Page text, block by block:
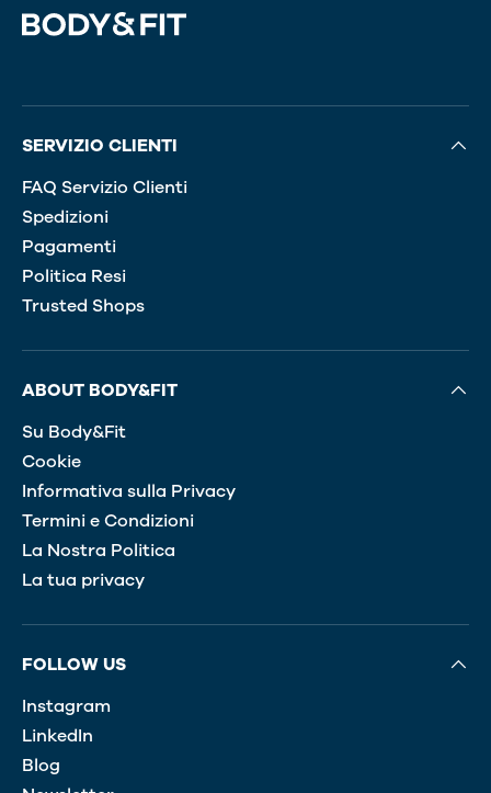
SERVIZIO CLIENTI
FAQ Servizio Clienti
Spedizioni
Pagamenti
Politica Resi
Trusted Shops
ABOUT BODY&FIT
Su Body&Fit
Cookie
Informativa sulla Privacy
Termini e Condizioni
La Nostra Politica
La tua privacy
FOLLOW US
Instagram
LinkedIn
Blog